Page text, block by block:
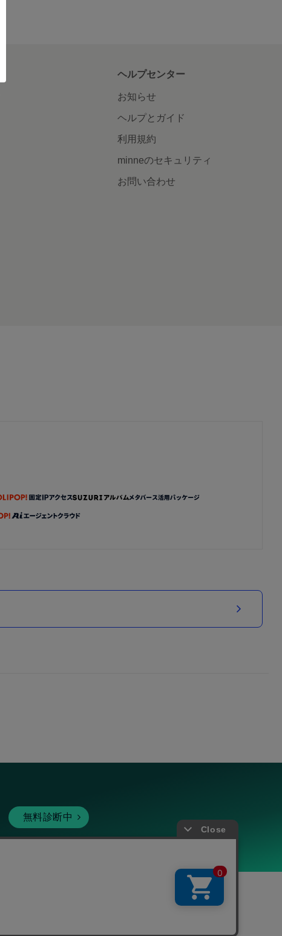
ヘルプセンター
お知らせ
ヘルプとガイド
利用規約
minneのセキュリティ
お問い合わせ
無料診断中